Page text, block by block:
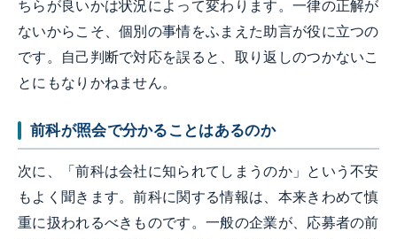
ちらが良いかは状況によって変わります。一律の正解が
ないからこそ、個別の事情をふまえた助言が役に立つの
です。自己判断で対応を誤ると、取り返しのつかないこ
とにもなりかねません。
前科が照会で分かることはあるのか
次に、「前科は会社に知られてしまうのか」という不安
もよく聞きます。前科に関する情報は、本来きわめて慎
重に扱われるべきものです。一般の企業が、応募者の前